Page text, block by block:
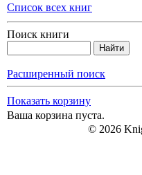
Список всех книг
Поиск книги
Расширенный поиск
Показать корзину
Ваша корзина пуста.
© 2026